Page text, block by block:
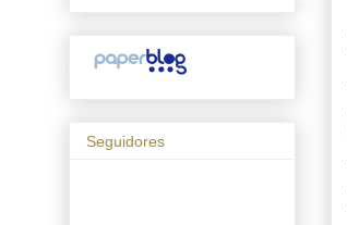
Seguidores